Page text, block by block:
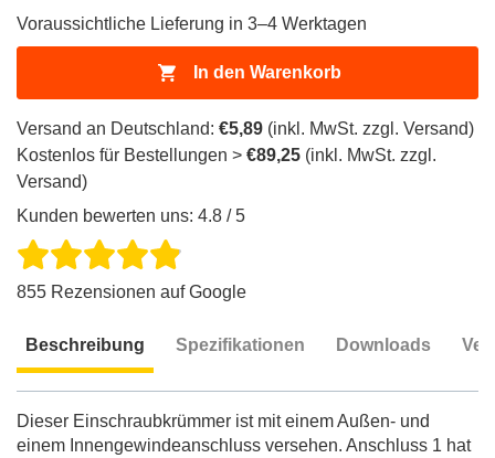
ProductDropProductDrop
Voraussichtliche Lieferung in 3–4 Werktagen
In den Warenkorb
Versand an Deutschland: €5,89 (inkl. MwSt. zzgl. Versand)
Kostenlos für Bestellungen > €89,25 (inkl. MwSt. zzgl.
Versand)
Kunden bewerten uns: 4.8 / 5
855 Rezensionen auf Google
Beschreibung Spezifikationen Downloads
Dieser Einschraubkrümmer ist mit einem Außen- und
einem Innengewindeanschluss versehen. Anschluss 1 hat